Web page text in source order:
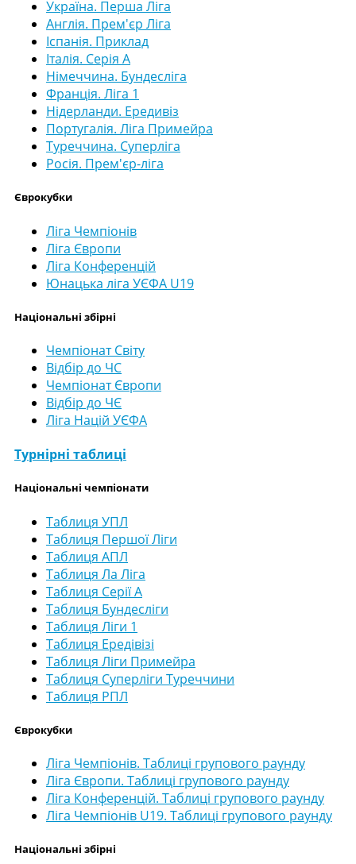
Україна. Перша Ліга
Англія. Прем'єр Ліга
Іспанія. Приклад
Італія. Серія А
Німеччина. Бундесліга
Франція. Ліга 1
Нідерланди. Ередивіз
Португалія. Ліга Примейра
Туреччина. Суперліга
Росія. Прем'єр-ліга
Єврокубки
Ліга Чемпіонів
Ліга Європи
Ліга Конференцій
Юнацька ліга УЄФА U19
Національні збірні
Чемпіонат Світу
Відбір до ЧС
Чемпіонат Європи
Відбір до ЧЄ
Ліга Націй УЄФА
Турнірні таблиці
Національні чемпіонати
Таблиця УПЛ
Таблиця Першої Ліги
Таблиця АПЛ
Таблиця Ла Ліга
Таблиця Серії А
Таблиця Бундесліги
Таблиця Ліги 1
Таблиця Ередівізі
Таблиця Ліги Примейра
Таблиця Суперліги Туреччини
Таблиця РПЛ
Єврокубки
Ліга Чемпіонів. Таблиці групового раунду
Ліга Європи. Таблиці групового раунду
Ліга Конференцій. Таблиці групового раунду
Ліга Чемпіонів U19. Таблиці групового раунду
Національні збірні